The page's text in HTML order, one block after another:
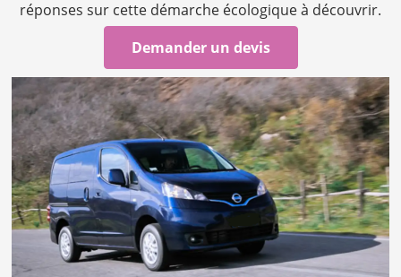
réponses sur cette démarche écologique à découvrir.
Demander un devis